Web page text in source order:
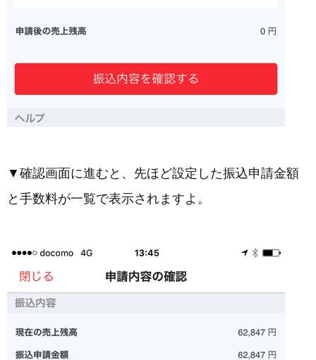
▼確認画面に進むと、先ほど設定した振込申請金額
と手数料が一覧で表示されますよ。